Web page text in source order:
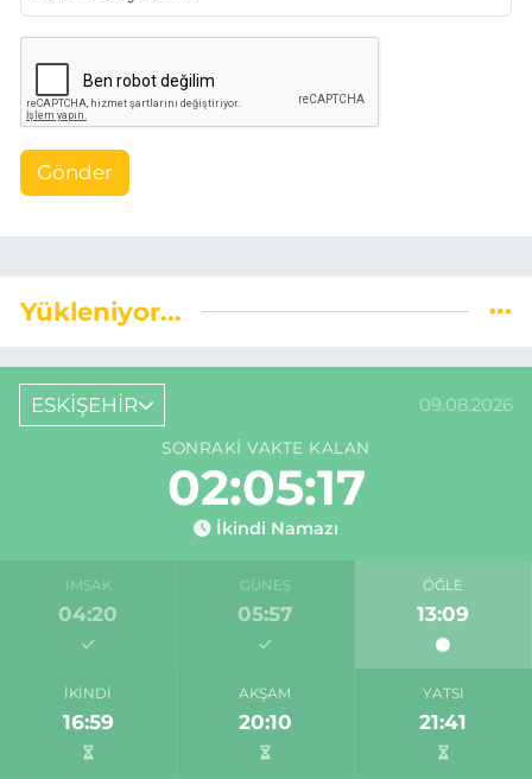
Gönder
Yükleniyor...
ESKİŞEHİR 09.08.2026
SONRAKI VAKTE KALAN
02:05:16
İkindi Namazı
İMSAK
04:20
GÜNEŞ
05:57
ÖĞLE
13:09
İKINDI
16:59
AKŞAM
20:10
YATSI
21:41